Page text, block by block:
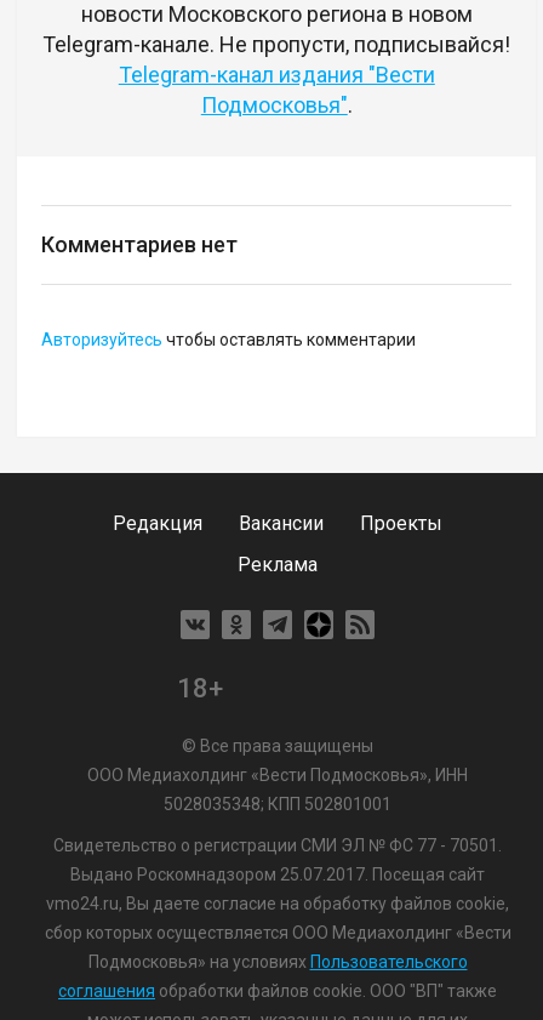
новости Московского региона в новом
Telegram-канале. Не пропусти, подписывайся!
Telegram-канал издания "Вести
Подмосковья".
Комментариев нет
Авторизуйтесь чтобы оставлять комментарии
Редакция Вакансии
Проекты
Реклама
18+
© Все права защищены
ООО Медиахолдинг «Вести Подмосковья», ИНН
5028035348; КПП 502801001
Свидетельство о регистрации СМИ ЭЛ № ФС 77 - 70501.
Выдано Роскомнадзором 25.07.2017. Посещая сайт
vmo24.ru, Вы даете согласие на обработку файлов cookie,
сбор которых осуществляется ООО Медиахолдинг «Вести
Подмосковья» на условиях Пользовательского
соглашения обработки файлов cookie. ООО "ВП" также